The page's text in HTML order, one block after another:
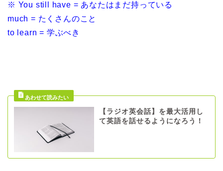
※ You still have = あなたはまだ持っている
much = たくさんのこと
to learn = 学ぶべき
【ラジオ英会話】を最大活用し
て英語を話せるようになろう！